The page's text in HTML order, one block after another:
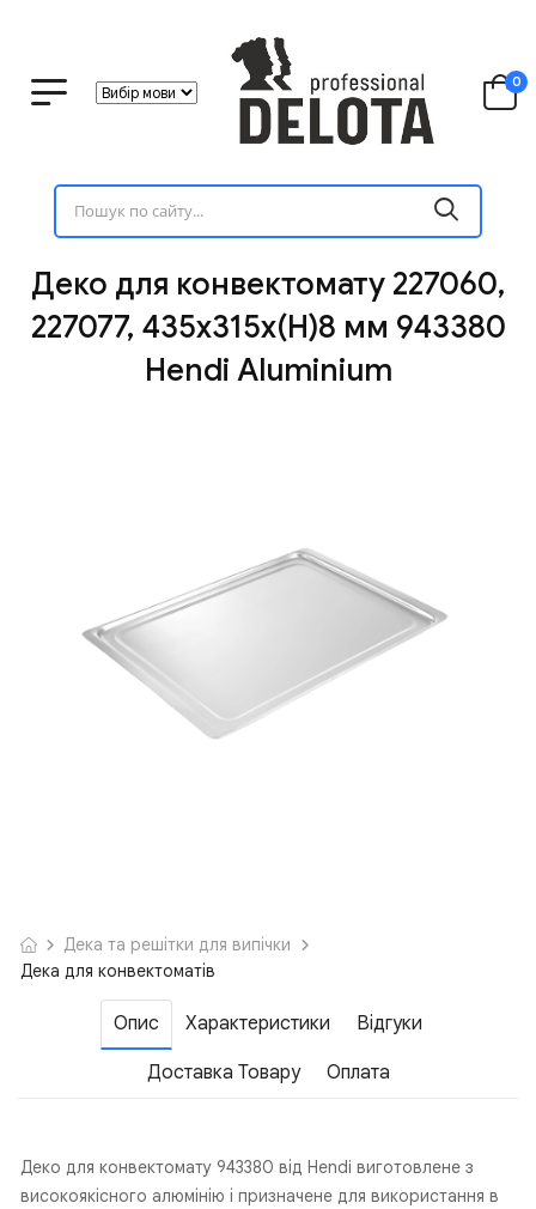
0
Деко для конвектомату 227060,
227077, 435x315x(H)8 мм 943380
Hendi Aluminium
Дека та решітки для випічки
Дека для конвектоматів
Опис Характеристики Відгуки
Доставка Товару Оплата
Деко для конвектомату 943380 від Hendi виготовлене з
високоякісного алюмінію і призначене для використання в